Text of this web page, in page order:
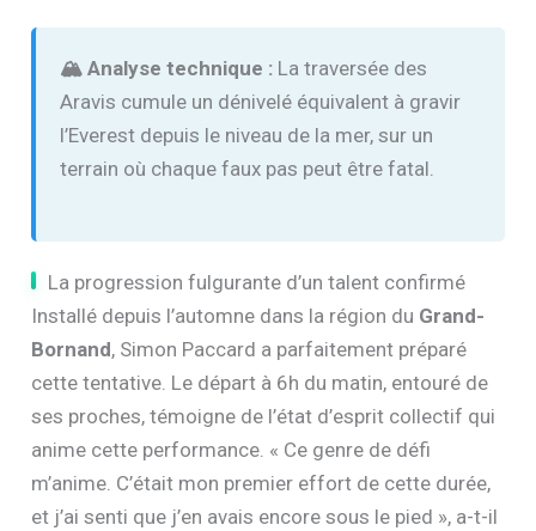
🏔️ Analyse technique : La traversée des
Aravis cumule un dénivelé équivalent à gravir
l’Everest depuis le niveau de la mer, sur un
terrain où chaque faux pas peut être fatal.
La progression fulgurante d’un talent confirmé
Installé depuis l’automne dans la région du Grand-
Bornand, Simon Paccard a parfaitement préparé
cette tentative. Le départ à 6h du matin, entouré de
ses proches, témoigne de l’état d’esprit collectif qui
anime cette performance. « Ce genre de défi
m’anime. C’était mon premier effort de cette durée,
et j’ai senti que j’en avais encore sous le pied », a-t-il